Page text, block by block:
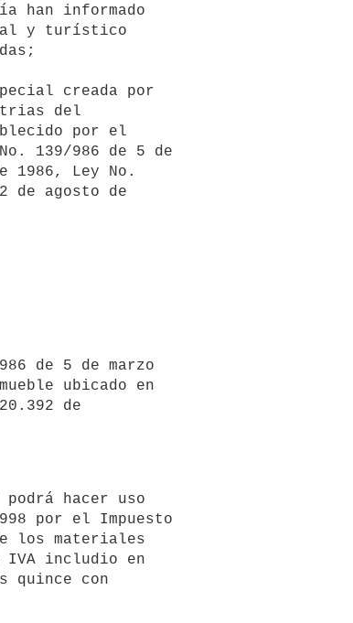
han informado
y turístico
creada por
del
por el
139/986 de 5 de
1986, Ley No.
de agosto de
ubicado en
de
por el Impuesto
los materiales
IVA includio en
quince con